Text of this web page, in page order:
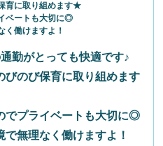
育に取り組めます★
ベートも大切に◎
働けますよ！
勤がとっても快適です♪
のび保育に取り組めます
でプライベートも大切に◎
無理なく働けますよ！